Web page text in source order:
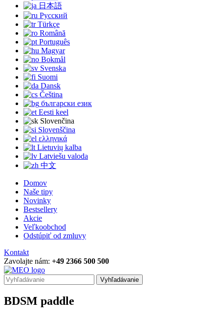
日本語
Русский
Türkçe
Română
Português
Magyar
Bokmål
Svenska
Suomi
Dansk
Čeština
български език
Eesti keel
Slovenčina
Slovenščina
ελληνικά
Lietuvių kalba
Latviešu valoda
中文
Domov
Naše tipy
Novinky
Bestsellery
Akcie
Veľkoobchod
Odstúpiť od zmluvy
Kontakt
Zavolajte nám: +49 2366 500 500
Vyhľadávanie
BDSM paddle